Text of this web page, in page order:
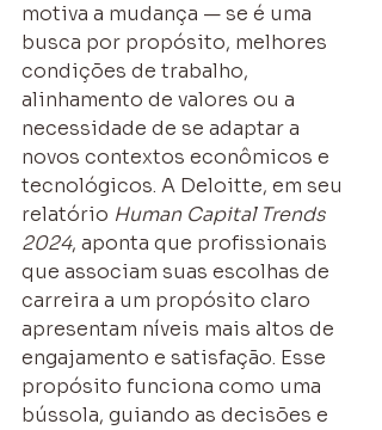
motiva a mudança — se é uma
busca por propósito, melhores
condições de trabalho,
alinhamento de valores ou a
necessidade de se adaptar a
novos contextos econômicos e
tecnológicos. A Deloitte, em seu
relatório Human Capital Trends
2024, aponta que profissionais
que associam suas escolhas de
carreira a um propósito claro
apresentam níveis mais altos de
engajamento e satisfação. Esse
propósito funciona como uma
bússola, guiando as decisões e